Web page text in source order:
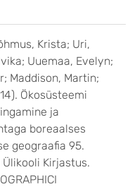
Krista; Uri,
Uuemaa, Evelyn;
Maddison, Martin;
Ökosüsteemi
ja
boreaalses
geograafia 95.
Kirjastus.